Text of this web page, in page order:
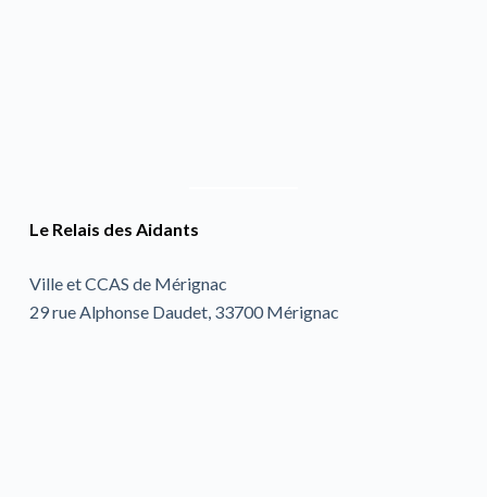
Le Relais des Aidants
Ville et CCAS de Mérignac
29 rue Alphonse Daudet, 33700 Mérignac